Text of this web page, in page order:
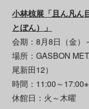
小林椋展「且ん凡ん
とぼん）」
会期：8月8日（金）
場所：GASBON
尾新田12）
時間：11:00～
休館日：火～木曜